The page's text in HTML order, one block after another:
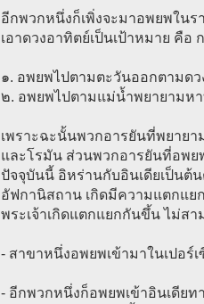
อีกพวกหนึ่งก็เพิ่งจะมาอพยพใน
เอาดวงอาทิตย์เป็นเป้าหมาย คื
๑. อพยพไปตามตะวันออกตามด
๒. อพยพไปตามแม่น้ำพยายามหา
เพราะฉะนั้นพวกอารยันที่พยาย
และโรมัน ส่วนพวกอารยันที่อพ
ปัจจุบันนี้ อิหร่านกับอินเดียเป็นต้
อัฟกานิสถาน เกิดมีความแตกแย
พระเจ้าเกิดแตกแยกกันขึ้น ไม่ส
- สาขาหนึ่งอพยพเข้ามาในเปอร์
- อีกพวกหนึ่งก็อพยพเข้าอินเดียท